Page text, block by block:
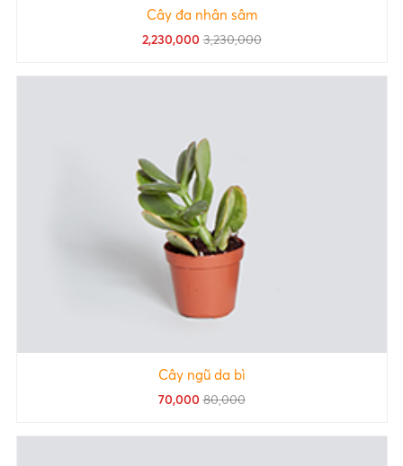
Cây đa nhân sâm
2,230,000 3,230,000
Cây ngũ da bì
70,000 80,000